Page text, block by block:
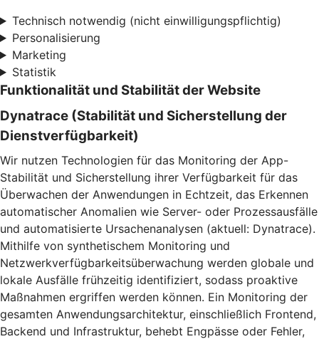
Technisch notwendig (nicht einwilligungspflichtig)
Personalisierung
Marketing
Statistik
Funktionalität und Stabilität der Website
Dynatrace (Stabilität und Sicherstellung der
Dienstverfügbarkeit)
Wir nutzen Technologien für das Monitoring der App-
Stabilität und Sicherstellung ihrer Verfügbarkeit für das
Überwachen der Anwendungen in Echtzeit, das Erkennen
automatischer Anomalien wie Server- oder Prozessausfälle
und automatisierte Ursachenanalysen (aktuell: Dynatrace).
Mithilfe von synthetischem Monitoring und
Netzwerkverfügbarkeitsüberwachung werden globale und
lokale Ausfälle frühzeitig identifiziert, sodass proaktive
Maßnahmen ergriffen werden können. Ein Monitoring der
gesamten Anwendungsarchitektur, einschließlich Frontend,
Backend und Infrastruktur, behebt Engpässe oder Fehler,